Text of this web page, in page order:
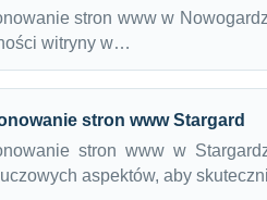
stron www w
witryny w…
stron www Stargard
stron www w
aspektów, aby